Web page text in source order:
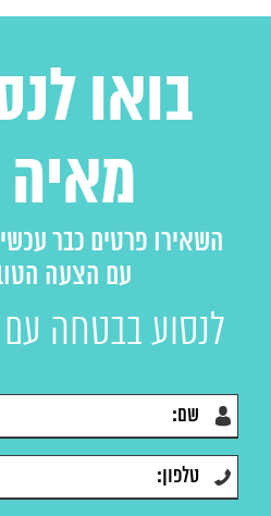
בואו
מאיה
השאירו פרטים כבר
עם הצעה
לנסוע בבטחה